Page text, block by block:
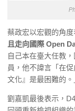
蔡政宏以宏觀的角度
且走向國際 Open
自己本在臺大任教
員，他不諱言「在
文化』是最困難的。
劉嘉凱最後表示，